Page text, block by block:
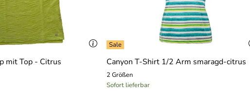
mit Top - Citrus Canyon T-Shirt 1/2 Arm smaragd-citrus
2 Größen
Sofort lieferbar